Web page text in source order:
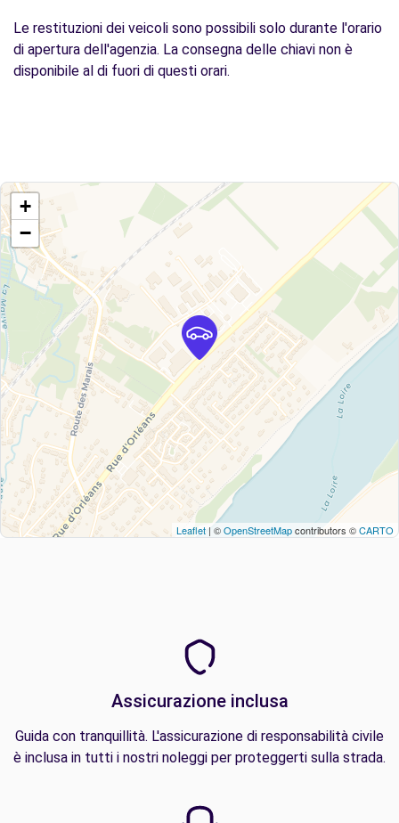
Le restituzioni dei veicoli sono possibili solo durante l'orario
di apertura dell'agenzia. La consegna delle chiavi non è
disponibile al di fuori di questi orari.
+
−
Leaflet | ©OpenStreetMapcontributors ©CARTO
Assicurazione inclusa
Guida con tranquillità. L'assicurazione di responsabilità civile
è inclusa in tutti i nostri noleggi per proteggerti sulla strada.